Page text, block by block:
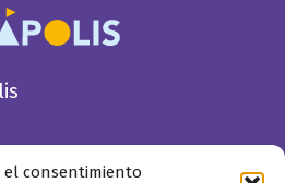
el consentimiento